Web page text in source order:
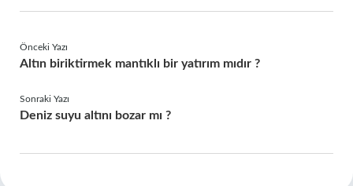
Önceki Yazı
Altın biriktirmek mantıklı bir yatırım mıdır ?
Sonraki Yazı
Deniz suyu altını bozar mı ?